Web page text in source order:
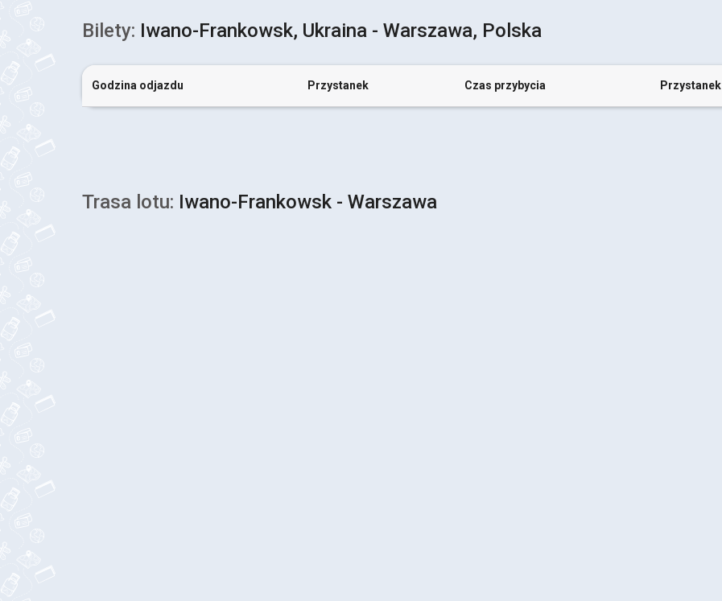
Bilety: Iwano-Frankowsk, Ukraina - Warszawa, Polska
Godzina odjazdu Przystanek Czas przybycia Przystanek
Trasa lotu: Iwano-Frankowsk - Warszawa